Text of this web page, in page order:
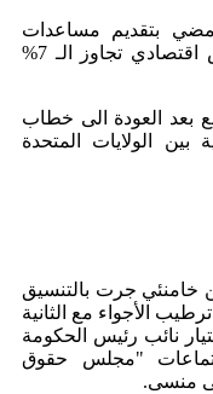
بتقديم مساعدات
وزيادات على الرواتب في ظل انكماش اقتصادي تجاوز الـ 7%
بعد العودة الى خطاب
بين الولايات المتحدة
خامنئي جرت بالتنسيق
الأجواء مع الثانية
نائب رئيس الحكومة
"مجلس حقوق
منسى.